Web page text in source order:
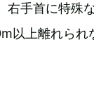
右手首に特殊
以上離れられ